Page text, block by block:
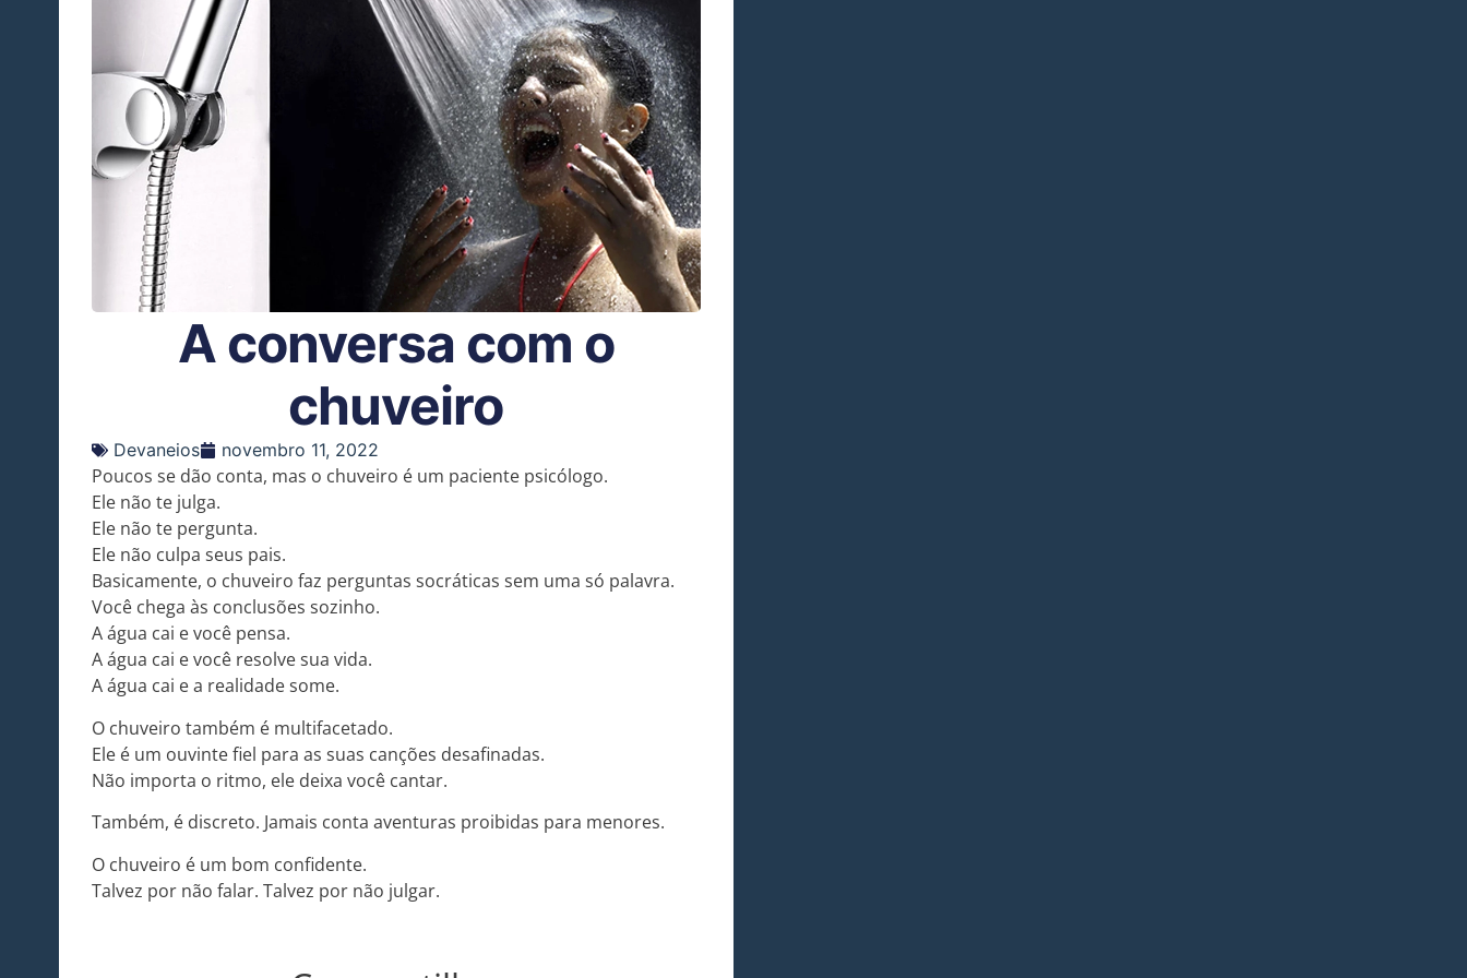
A conversa com o
chuveiro
Devaneios novembro 11, 2022
Poucos se dão conta, mas o chuveiro é um paciente psicólogo.
Ele não te julga.
Ele não te pergunta.
Ele não culpa seus pais.
Basicamente, o chuveiro faz perguntas socráticas sem uma só palavra.
Você chega às conclusões sozinho.
A água cai e você pensa.
A água cai e você resolve sua vida.
A água cai e a realidade some.
O chuveiro também é multifacetado.
Ele é um ouvinte fiel para as suas canções desafinadas.
Não importa o ritmo, ele deixa você cantar.
Também, é discreto. Jamais conta aventuras proibidas para menores.
O chuveiro é um bom confidente.
Talvez por não falar. Talvez por não julgar.